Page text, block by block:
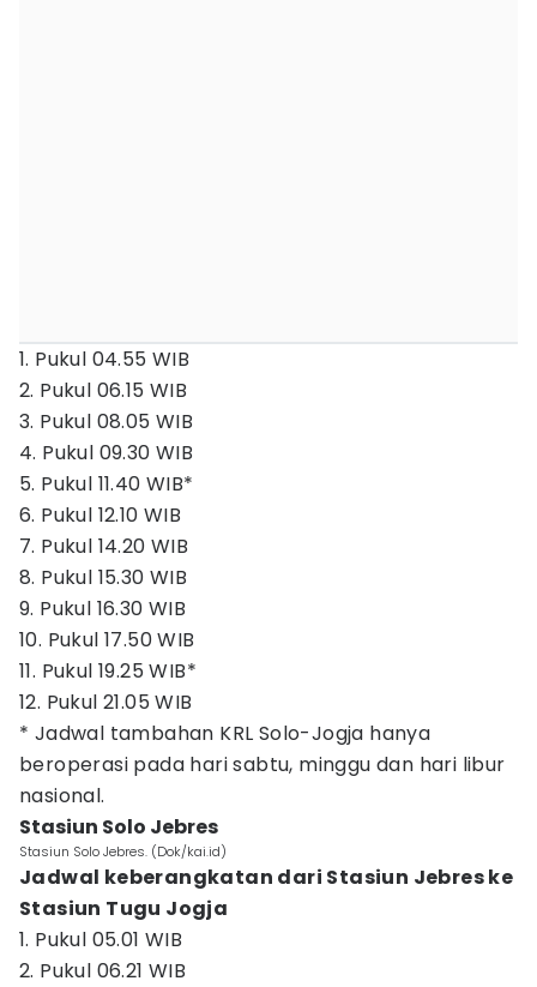
1. Pukul 04.55 WIB
2. Pukul 06.15 WIB
3. Pukul 08.05 WIB
4. Pukul 09.30 WIB
5. Pukul 11.40 WIB*
6. Pukul 12.10 WIB
7. Pukul 14.20 WIB
8. Pukul 15.30 WIB
9. Pukul 16.30 WIB
10. Pukul 17.50 WIB
11. Pukul 19.25 WIB*
12. Pukul 21.05 WIB
* Jadwal tambahan KRL Solo-Jogja hanya
beroperasi pada hari sabtu, minggu dan hari libur
nasional.
Stasiun Solo Jebres
Stasiun Solo Jebres. (Dok/kai.id)
Jadwal keberangkatan dari Stasiun Jebres ke
Stasiun Tugu Jogja
1. Pukul 05.01 WIB
2. Pukul 06.21 WIB